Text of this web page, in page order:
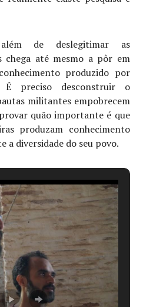
de deslegitimar as
chega até mesmo a pôr em
produzido por
É preciso desconstruir o
militantes empobrecem
quão importante é que
produzam conhecimento
a diversidade do seu povo.